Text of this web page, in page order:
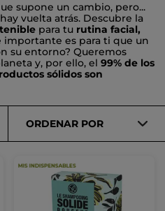
supone un cambio, pero...
vuelta atrás. Descubre la
para tu rutina facial,
importante es para ti que un
su entorno? Queremos
y, por ello, el 99% de los
sólidos son
ORDENAR POR